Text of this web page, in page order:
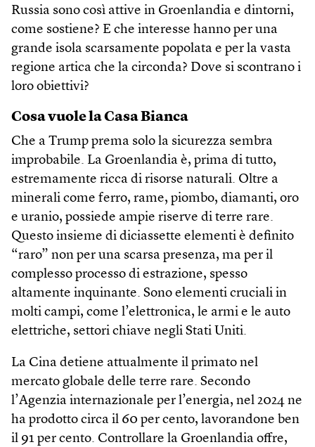
Russia sono così attive in Groenlandia e dintorni,
come sostiene? E che interesse hanno per una
grande isola scarsamente popolata e per la vasta
regione artica che la circonda? Dove si scontrano i
loro obiettivi?
Cosa vuole la Casa Bianca
Che a Trump prema solo la sicurezza sembra
improbabile. La Groenlandia è, prima di tutto,
estremamente ricca di risorse naturali. Oltre a
minerali come ferro, rame, piombo, diamanti, oro
e uranio, possiede ampie riserve di terre rare.
Questo insieme di diciassette elementi è definito
“raro” non per una scarsa presenza, ma per il
complesso processo di estrazione, spesso
altamente inquinante. Sono elementi cruciali in
molti campi, come l’elettronica, le armi e le auto
elettriche, settori chiave negli Stati Uniti.
La Cina detiene attualmente il primato nel
mercato globale delle terre rare. Secondo
l’Agenzia internazionale per l’energia, nel 2024 ne
ha prodotto circa il 60 per cento, lavorandone ben
il 91 per cento. Controllare la Groenlandia offre,